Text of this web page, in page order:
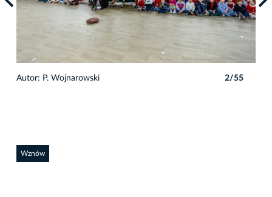
Autor: P. Wojnarowski 2/55
Wznów